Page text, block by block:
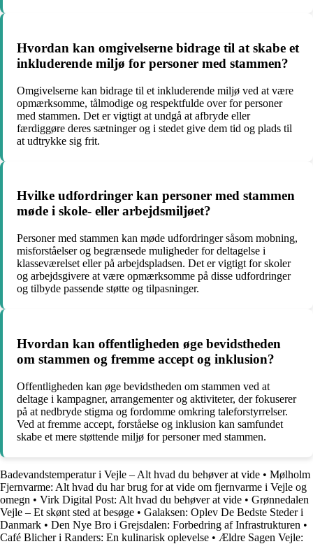
Hvordan kan omgivelserne bidrage til at skabe et
inkluderende miljø for personer med stammen?
Omgivelserne kan bidrage til et inkluderende miljø ved at være
opmærksomme, tålmodige og respektfulde over for personer
med stammen. Det er vigtigt at undgå at afbryde eller
færdiggøre deres sætninger og i stedet give dem tid og plads til
at udtrykke sig frit.
Hvilke udfordringer kan personer med stammen
møde i skole- eller arbejdsmiljøet?
Personer med stammen kan møde udfordringer såsom mobning,
misforståelser og begrænsede muligheder for deltagelse i
klasseværelset eller på arbejdspladsen. Det er vigtigt for skoler
og arbejdsgivere at være opmærksomme på disse udfordringer
og tilbyde passende støtte og tilpasninger.
Hvordan kan offentligheden øge bevidstheden
om stammen og fremme accept og inklusion?
Offentligheden kan øge bevidstheden om stammen ved at
deltage i kampagner, arrangementer og aktiviteter, der fokuserer
på at nedbryde stigma og fordomme omkring taleforstyrrelser.
Ved at fremme accept, forståelse og inklusion kan samfundet
skabe et mere støttende miljø for personer med stammen.
Badevandstemperatur i Vejle – Alt hvad du behøver at vide • Mølholm
Fjernvarme: Alt hvad du har brug for at vide om fjernvarme i Vejle og
omegn • Virk Digital Post: Alt hvad du behøver at vide • Grønnedalen
Vejle – Et skønt sted at besøge • Galaksen: Oplev De Bedste Steder i
Danmark • Den Nye Bro i Grejsdalen: Forbedring af Infrastrukturen •
Café Blicher i Randers: En kulinarisk oplevelse • Ældre Sagen Vejle: